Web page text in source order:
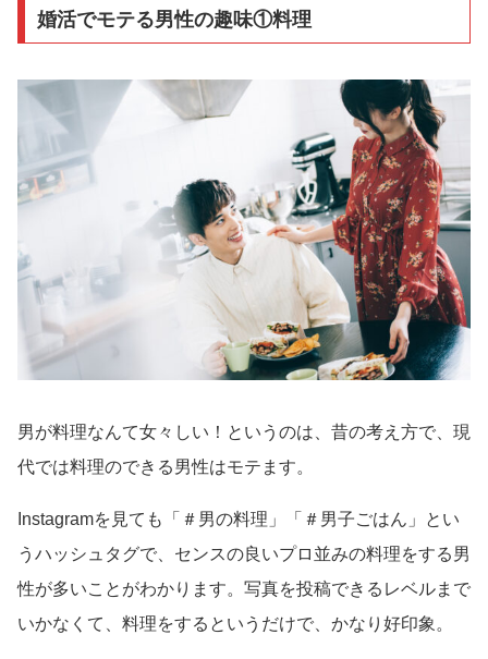
婚活でモテる男性の趣味①料理
男が料理なんて女々しい！というのは、昔の考え方で、現
代では料理のできる男性はモテます。
Instagramを見ても「＃男の料理」「＃男子ごはん」とい
うハッシュタグで、センスの良いプロ並みの料理をする男
性が多いことがわかります。写真を投稿できるレベルまで
いかなくて、料理をするというだけで、かなり好印象。